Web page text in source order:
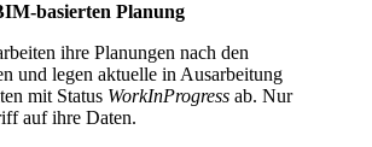
basierten Planung
ihre Planungen nach den
und legen aktuelle in Ausarbeitung
mit Status WorkInProgress ab. Nur
auf ihre Daten.